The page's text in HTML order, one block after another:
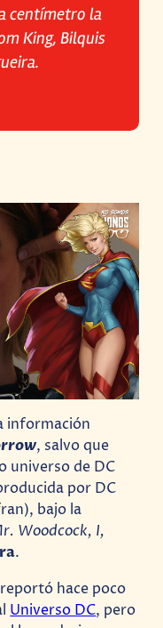
centímetro la
King, Bilquis
información
, salvo que
universo de DC
por DC
bajo la
Woodcock, I,
.
hace poco
Universo DC, pero